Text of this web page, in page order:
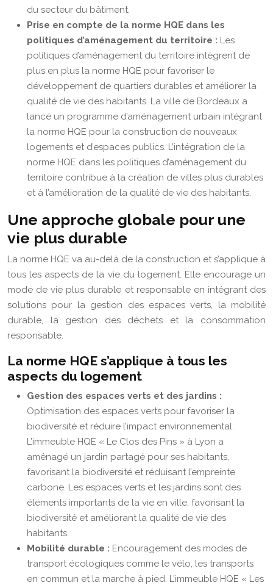
du secteur du bâtiment.
Prise en compte de la norme HQE dans les
politiques d’aménagement du territoire : Les
politiques d’aménagement du territoire intègrent de
plus en plus la norme HQE pour favoriser le
développement de quartiers durables et améliorer la
qualité de vie des habitants. La ville de Bordeaux a
lancé un programme d’aménagement urbain intégrant
la norme HQE pour la construction de nouveaux
logements et d’espaces publics. L’intégration de la
norme HQE dans les politiques d’aménagement du
territoire contribue à la création de villes plus durables
et à l’amélioration de la qualité de vie des habitants.
Une approche globale pour une
vie plus durable
La norme HQE va au-delà de la construction et s’applique à
tous les aspects de la vie du logement. Elle encourage un
mode de vie plus durable et responsable en intégrant des
solutions pour la gestion des espaces verts, la mobilité
durable, la gestion des déchets et la consommation
responsable.
La norme HQE s’applique à tous les
aspects du logement
Gestion des espaces verts et des jardins :
Optimisation des espaces verts pour favoriser la
biodiversité et réduire l’impact environnemental.
L’immeuble HQE « Le Clos des Pins » à Lyon a
aménagé un jardin partagé pour ses habitants,
favorisant la biodiversité et réduisant l’empreinte
carbone. Les espaces verts et les jardins sont des
éléments importants de la vie en ville, favorisant la
biodiversité et améliorant la qualité de vie des
habitants.
Mobilité durable : Encouragement des modes de
transport écologiques comme le vélo, les transports
en commun et la marche à pied. L’immeuble HQE « Les